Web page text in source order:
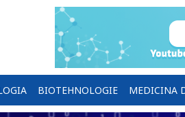
BIOTEHNOLOGIE MEDICINA